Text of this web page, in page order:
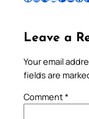
Leave a
Your email
fields are
Comment*